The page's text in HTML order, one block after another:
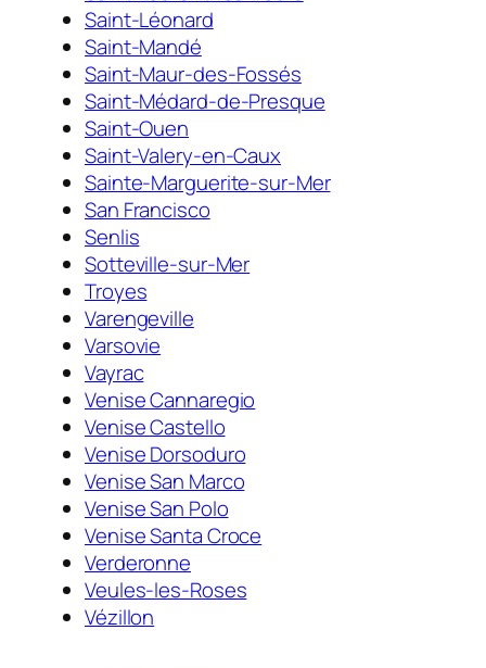
Saint-Léonard
Saint-Mandé
Saint-Maur-des-Fossés
Saint-Médard-de-Presque
Saint-Ouen
Saint-Valery-en-Caux
Sainte-Marguerite-sur-Mer
San Francisco
Senlis
Sotteville-sur-Mer
Troyes
Varengeville
Varsovie
Vayrac
Venise Cannaregio
Venise Castello
Venise Dorsoduro
Venise San Marco
Venise San Polo
Venise Santa Croce
Verderonne
Veules-les-Roses
Vézillon